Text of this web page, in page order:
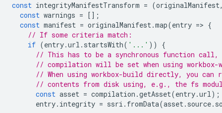
const integrityManifestTransform = (originalManifest
const warnings = [];
const manifest = originalManifest.map(entry => {
// If some criteria match:
if (entry.url . startsWith( '...' ))
{
// This has to be a synchronous function call,
// compilation will be set when using workbox-
// When using workbox-build directly, you
// contents from disk using, e.g., the fs
const asset = compilation .getAsset(entry.url);
entry. integrity = ssri . fromData(asset. source.